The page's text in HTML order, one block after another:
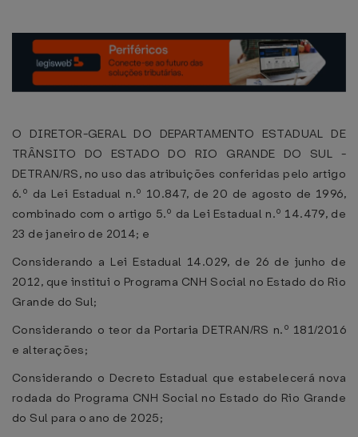
O DIRETOR-GERAL DO DEPARTAMENTO ESTADUAL DE
TRÂNSITO DO ESTADO DO RIO GRANDE DO SUL -
DETRAN/RS, no uso das atribuições conferidas pelo artigo
6.º da Lei Estadual n.º 10.847, de 20 de agosto de 1996,
combinado com o artigo 5.º da Lei Estadual n.º 14.479, de
23 de janeiro de 2014; e
Considerando a Lei Estadual 14.029, de 26 de junho de
2012, que institui o Programa CNH Social no Estado do Rio
Grande do Sul;
Considerando o teor da Portaria DETRAN/RS n.º 181/2016
e alterações;
Considerando o Decreto Estadual que estabelecerá nova
rodada do Programa CNH Social no Estado do Rio Grande
do Sul para o ano de 2025;